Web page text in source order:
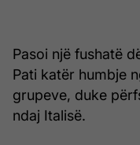
Pasoi një fushatë
Pati katër humbje
grupeve, duke
ndaj Italisë.